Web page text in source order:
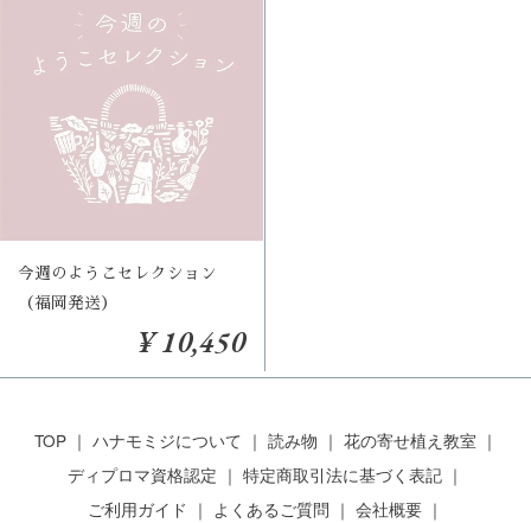
今週のようこセレクション
（福岡発送）
¥ 10,450
TOP ハナモミジについて 読み物
花の寄せ植え教室
ディプロマ資格認定
特定商取引法に基づく表記
ご利用ガイド
よくあるご質問
会社概要